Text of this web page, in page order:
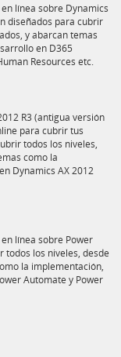
línea sobre Dynamics
diseñados para cubrir
y abarcan temas
en D365
Resources etc.
R3 (antigua versión
para cubrir tus
todos los niveles,
como la
Dynamics AX 2012
línea sobre Power
todos los niveles, desde
la implementación,
Automate y Power